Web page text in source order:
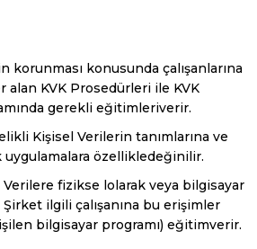
korunması konusunda çalışanlarına
alan KVK Prosedürleri ile KVK
gerekli eğitimleriverir.
Kişisel Verilerin tanımlarına ve
uygulamalara özellikledeğinilir.
Verilere fizikse lolarak veya bilgisayar
ilgili çalışanına bu erişimler
bilgisayar programı) eğitimverir.